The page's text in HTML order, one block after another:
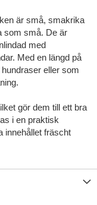
är små, smakrika
som små. De är
med
Med en längd på
eller som
gör dem till ett bra
i en praktisk
innehållet fräscht